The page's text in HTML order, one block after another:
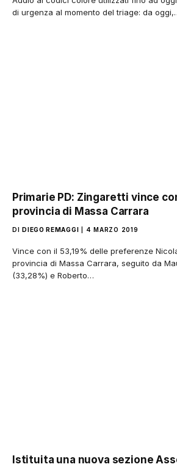
di urgenza al momento del triage: da
Primarie PD: Zingaretti vince
provincia di Massa Carrara
DI DIEGO REMAGGI 4 MARZO 2019
Vince con il 53,19% delle preferenze
provincia di Massa Carrara, seguito da
(33,28%) e Roberto…
Istituita una nuova sezione